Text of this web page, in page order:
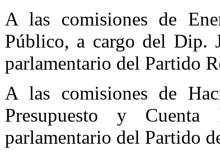
A las comisiones de
Público, a cargo del Dip.
parlamentario del Partido
A las comisiones de
Presupuesto y
parlamentario del Partido